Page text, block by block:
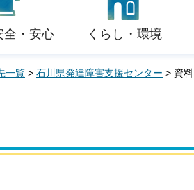
全・安心 くらし・環境
一覧 > 石川県発達障害支援センター > 資料